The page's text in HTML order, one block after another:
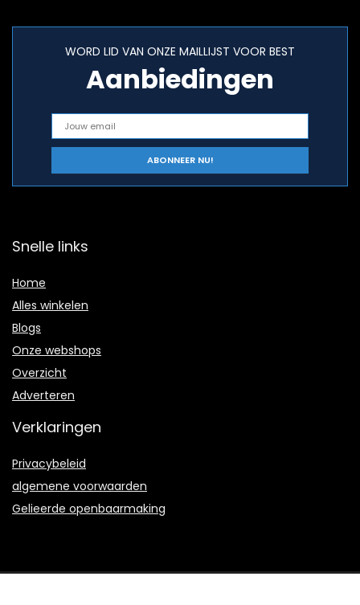
WORD LID VAN ONZE MAILLIJST VOOR BEST
Aanbiedingen
Snelle links
Home
Alles winkelen
Blogs
Onze webshops
Overzicht
Adverteren
Verklaringen
Privacybeleid
algemene voorwaarden
Gelieerde openbaarmaking